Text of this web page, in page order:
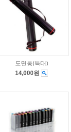
도면통(특대)
14,000원